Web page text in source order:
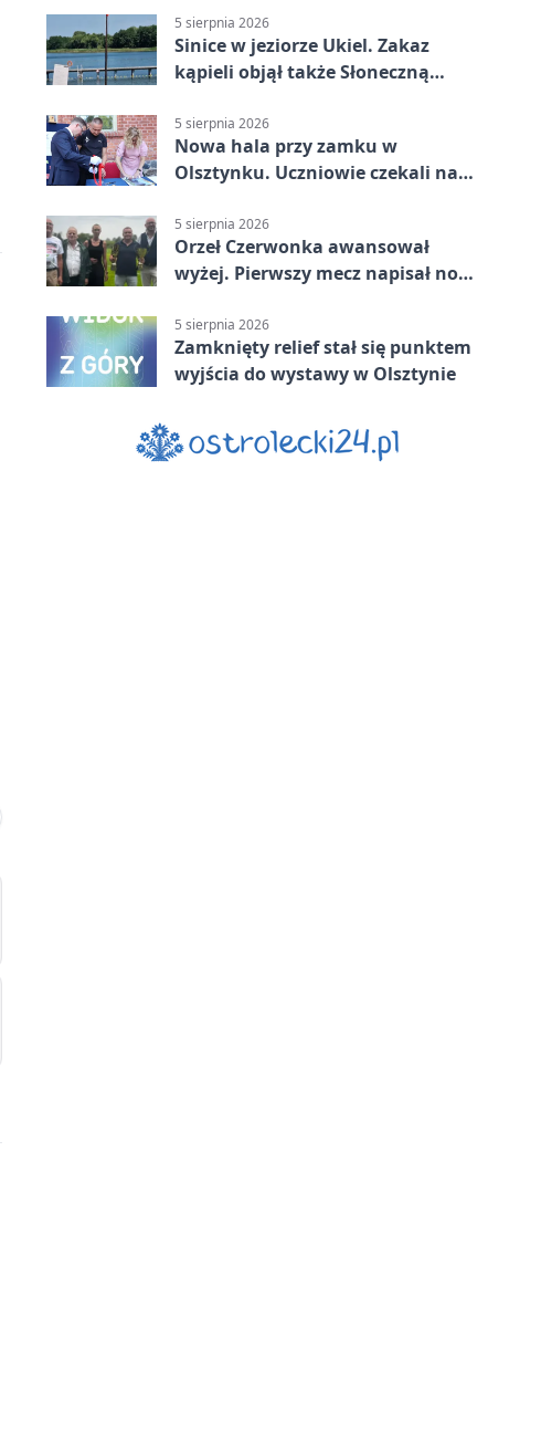
5 sierpnia 2026
Sinice w jeziorze Ukiel. Zakaz
kąpieli objął także Słoneczną
5 sierpnia 2026
Nowa hala przy zamku w
Olsztynku. Uczniowie czekali na
5 sierpnia 2026
Orzeł Czerwonka awansował
wyżej. Pierwszy mecz napisał nowy
5 sierpnia 2026
Zamknięty relief stał się punktem
wyjścia do wystawy w Olsztynie